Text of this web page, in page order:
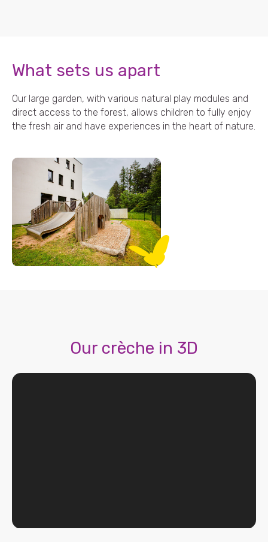
What sets us apart
Our large garden, with various natural play modules and
direct access to the forest, allows children to fully enjoy
the fresh air and have experiences in the heart of nature.
Our crèche in 3D